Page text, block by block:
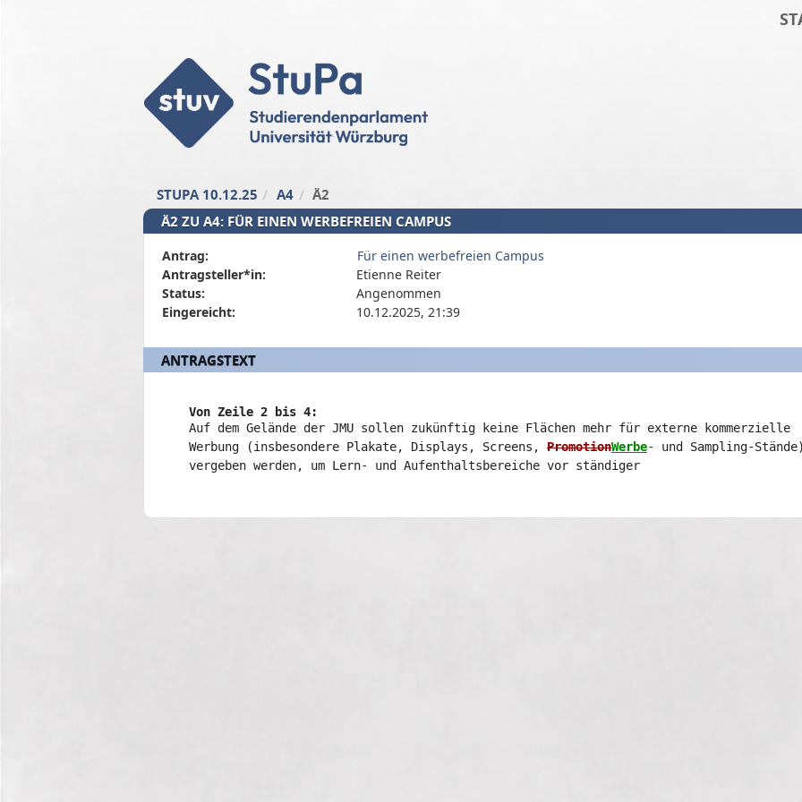
Startseite
STUPA 10.12.25 A4
Ä2
Ä2 ZU A4: FÜR EINEN WERBEFREIEN CAMPUS
Diese
Tabelle
beschreibt
den
die
Antragstellerin
verschiedene
Rahmendaten
Änderungsantrag
Antrag:
Für einen werbefreien Campus
Antragsteller*in:
Etienne Reiter
Status:
Angenommen
Eingereicht:
10.12.2025, 21:39
ANTRAGSTEXT
Von Zeile 2 bis 4:
Auf dem Gelände der JMU sollen zukünftig keine Flächen mehr für externe kommerzielle
Werbung (insbesondere Plakate, Displays, Screens, PromotionWerbe- und Sampling-
vergeben werden, um Lern- und Aufenthaltsbereiche vor ständiger